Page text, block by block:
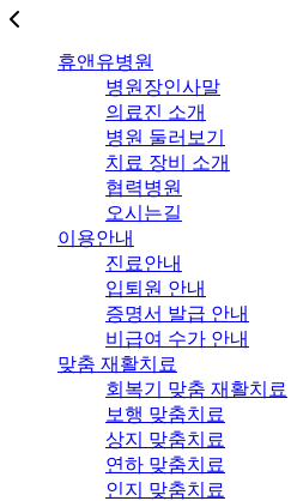
휴앤유병원
병원장인사말
의료진 소개
병원 둘러보기
치료 장비 소개
협력병원
오시는길
이용안내
진료안내
입퇴원 안내
증명서 발급 안내
비급여 수가 안내
맞춤 재활치료
회복기 맞춤 재활치료
보행 맞춤치료
상지 맞춤치료
연하 맞춤치료
인지 맞춤치료